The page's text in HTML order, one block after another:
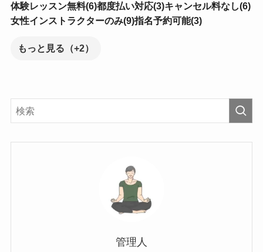
体験レッスン無料(6)都度払い対応(3)キャンセル料なし(6)
女性インストラクターのみ(9)指名予約可能(3)
もっと見る（+2）
管理人